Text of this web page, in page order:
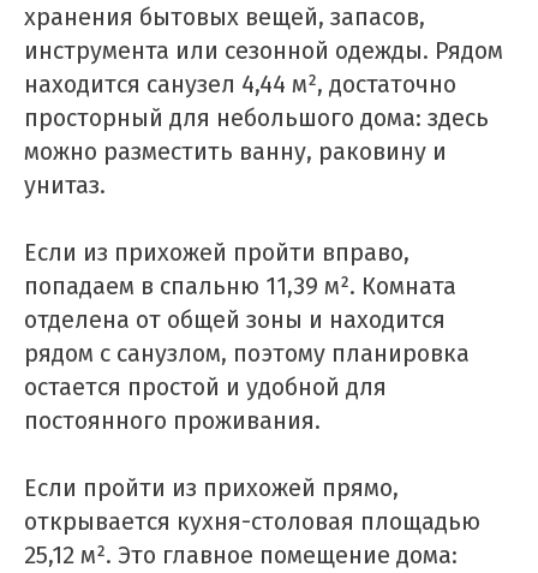
хранения бытовых вещей, запасов,
инструмента или сезонной одежды. Рядом
находится санузел 4,44 м², достаточно
просторный для небольшого дома: здесь
можно разместить ванну, раковину и
унитаз.
Если из прихожей пройти вправо,
попадаем в спальню 11,39 м². Комната
отделена от общей зоны и находится
рядом с санузлом, поэтому планировка
остается простой и удобной для
постоянного проживания.
Если пройти из прихожей прямо,
открывается кухня-столовая площадью
25,12 м². Это главное помещение дома: